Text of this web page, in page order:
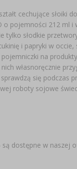
cechujące słoiki
o pojemności 212 ml
tylko słodkie
i papryki w occie,
na
własnoręcznie
się podczas
roboty sojowe
dostępne w naszej